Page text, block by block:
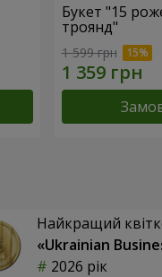
Букет "15
троянд"
1 599 грн
Найкращий
«Ukrainian
2026 рік